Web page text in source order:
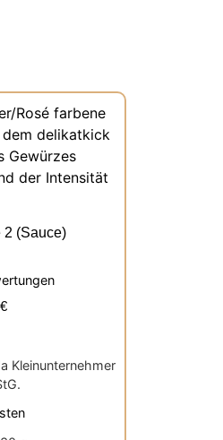
2 (Sauce)
€
Kleinunternehmer